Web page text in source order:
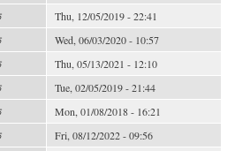
Thu, 12/05/2019 - 22:41
Wed, 06/03/2020 - 10:57
Thu, 05/13/2021 - 12:10
Tue, 02/05/2019 - 21:44
Mon, 01/08/2018 - 16:21
Fri, 08/12/2022 - 09:56